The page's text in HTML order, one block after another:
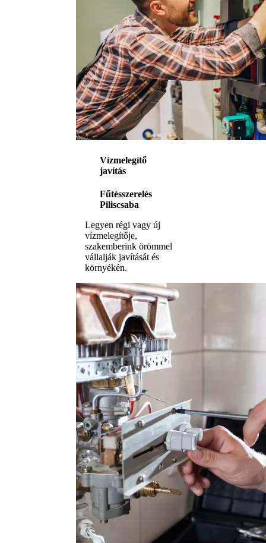
Vízmelegítő
javítás
Fűtésszerelés
Piliscsaba
Legyen régi vagy új
vízmelegítője,
szakemberink örömmel
vállalják javítását és
környékén.